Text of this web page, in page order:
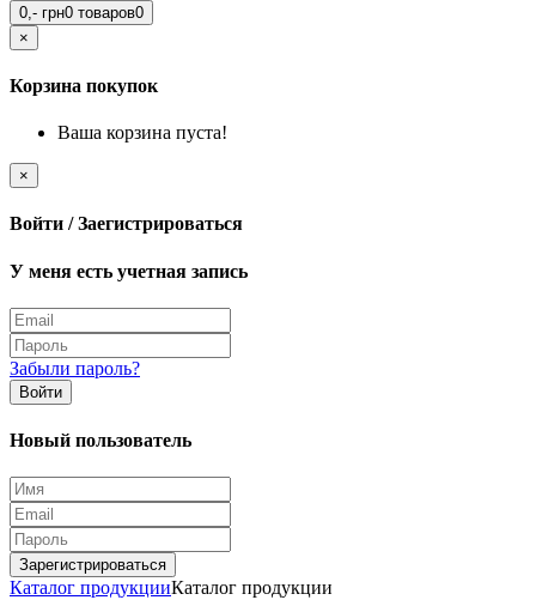
0,- грн0 товаров0
×
Корзина покупок
Ваша корзина пуста!
×
Войти / Заегистрироваться
У меня есть учетная запись
Забыли пароль?
Войти
Новый пользователь
Зарегистрироваться
Каталог продукцииКаталог продукции